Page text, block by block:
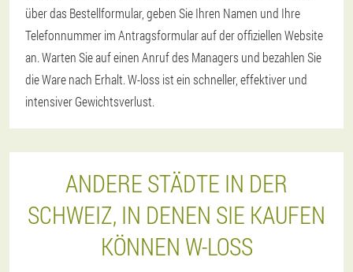
über das Bestellformular, geben Sie Ihren Namen und Ihre
Telefonnummer im Antragsformular auf der offiziellen Website
an. Warten Sie auf einen Anruf des Managers und bezahlen Sie
die Ware nach Erhalt. W-loss ist ein schneller, effektiver und
intensiver Gewichtsverlust.
ANDERE STÄDTE IN DER
SCHWEIZ, IN DENEN SIE KAUFEN
KÖNNEN W-LOSS